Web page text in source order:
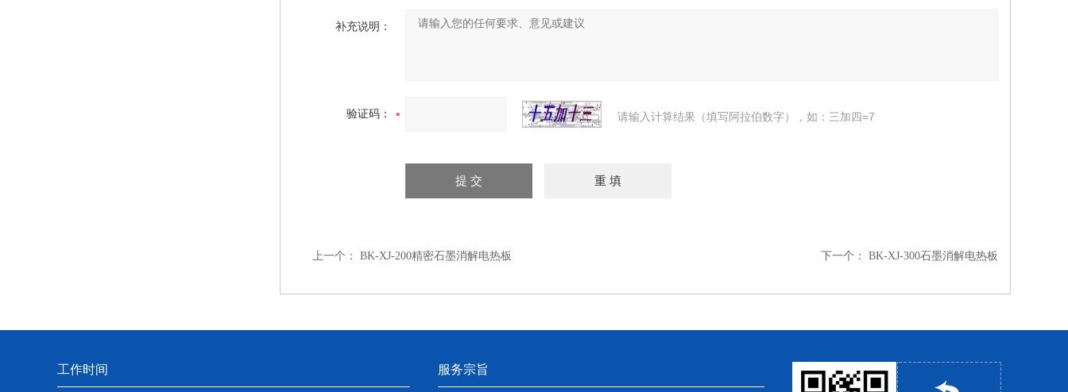
补充说明：
验证码： 请输入计算结果（填写阿拉伯数字），如：三加四=7
上一个： BK-XJ-200精密石墨消解电热板 下一个： BK-XJ-300石墨消解电热板
工作时间 服务宗旨